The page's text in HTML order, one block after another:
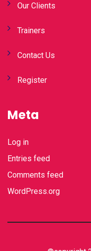
Our Clients
Trainers
Contact Us
Register
Meta
Log in
Entries feed
Comments feed
WordPress.org